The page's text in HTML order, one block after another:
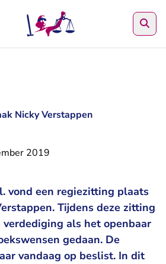
Nicky Verstappen
2019
vond een regiezitting plaats
Tijdens deze zitting
als het openbaar
gedaan. De
vandaag op beslist. In dit